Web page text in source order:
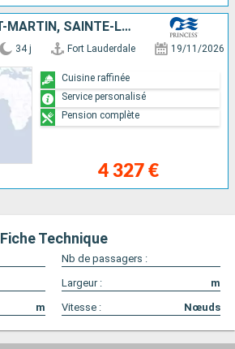
ÉTATS-UNIS, SAINT-MARTIN, SAINTE-LUCIE, BARBADE, BRÉSIL, URUGUAY, ARGENTINE, ÎLES MALOUINES, CHILI
34 j Fort Lauderdale 19/11/2026
4 327 €
Cuisine raffinée
Service personalisé
Pension complète
Fiche Technique
Nb de passagers :
Largeur :
m
m Vitesse : Nœuds